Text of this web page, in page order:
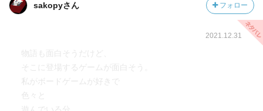
sakopyさん フォロー
2021.12.31
物語も面白そうだけど、
そこに登場するゲームが面白そう。
私がボードゲームが好きで
色々と